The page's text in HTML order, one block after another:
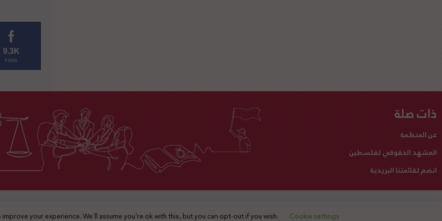
9.3K
FANS
ذات صلة
عن المنظمة
المشهد الحقوقي لفلسطين
انضم لقائمتنا البريدية
اتصل بنا تبرع لنا 2025 © جميع الحقوق محفوظة
your experience. We'll assume you're ok with this, but you can opt-out if you wish. Cookie settings